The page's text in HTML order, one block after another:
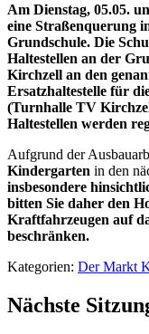
Am Dienstag, 05.05.
eine Straßenquerung
Grundschule. Die
Haltestellen an der
Kirchzell an den
Ersatzhaltestelle für
(Turnhalle TV
Haltestellen werden
Aufgrund der
Kindergarten in den
insbesondere
bitten Sie daher den
Kraftfahrzeugen auf
beschränken.
Kategorien: Der Markt
Nächste